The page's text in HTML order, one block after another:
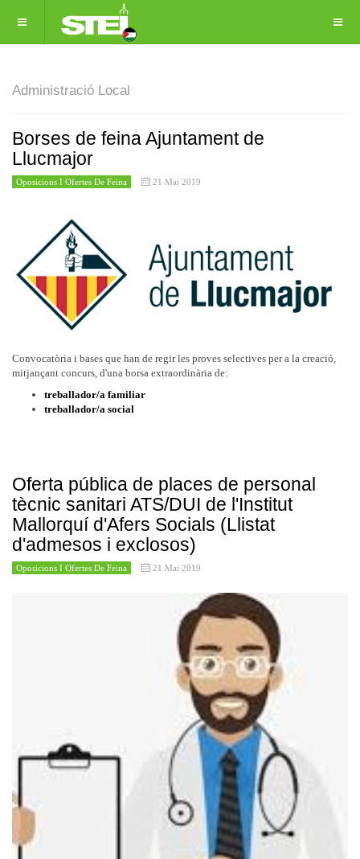
Administració Local
Borses de feina Ajuntament de
Llucmajor
Oposicions I Ofertes De Feina 21 Mai 2019
Convocatòria i bases que han de regir les proves selectives per a la creació,
mitjançant concurs, d'una borsa extraordinària de:
treballador/a familiar
treballador/a social
Oferta pública de places de personal
tècnic sanitari ATS/DUI de l'Institut
Mallorquí d'Afers Socials (Llistat
d'admesos i exclosos)
Oposicions I Ofertes De Feina 21 Mai 2019